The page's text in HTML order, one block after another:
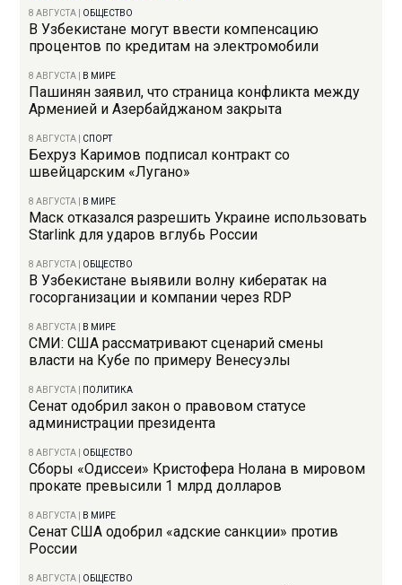
8 АВГУСТА ОБЩЕСТВО
В Узбекистане могут ввести компенсацию
процентов по кредитам на электромобили
8 АВГУСТА В МИРЕ
Пашинян заявил, что страница конфликта между
Арменией и Азербайджаном закрыта
8 АВГУСТА СПОРТ
Бехруз Каримов подписал контракт со
швейцарским «Лугано»
8 АВГУСТА В МИРЕ
Маск отказался разрешить Украине использовать
Starlink для ударов вглубь России
8 АВГУСТА ОБЩЕСТВО
В Узбекистане выявили волну кибератак на
госорганизации и компании через RDP
8 АВГУСТА В МИРЕ
СМИ: США рассматривают сценарий смены
власти на Кубе по примеру Венесуэлы
8 АВГУСТА ПОЛИТИКА
Сенат одобрил закон о правовом статусе
администрации президента
8 АВГУСТА ОБЩЕСТВО
Сборы «Одиссеи» Кристофера Нолана в мировом
прокате превысили 1 млрд долларов
8 АВГУСТА В МИРЕ
Сенат США одобрил «адские санкции» против
России
8 АВГУСТА ОБЩЕСТВО